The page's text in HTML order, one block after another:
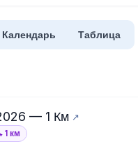
Календарь Таблица
— 1 Км
1 км